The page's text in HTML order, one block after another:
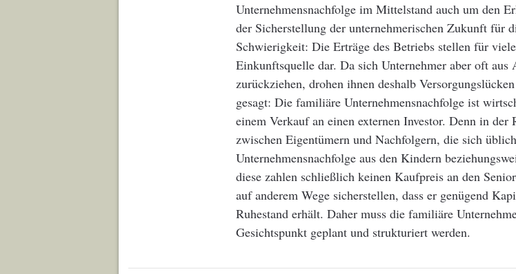
Unternehmensnachfolge im Mittelstand auch um den
der Sicherstellung der unternehmerischen Zukunft für
Schwierigkeit: Die Erträge des Betriebs stellen für
Einkunftsquelle dar. Da sich Unternehmer aber oft
zurückziehen, drohen ihnen deshalb
gesagt: Die familiäre Unternehmensnachfolge ist
einem Verkauf an einen externen Investor. Denn in
zwischen Eigentümern und Nachfolgern, die sich
Unternehmensnachfolge aus den Kindern
diese zahlen schließlich keinen Kaufpreis an den
auf anderem Wege sicherstellen, dass er genügend
Ruhestand erhält. Daher muss die familiäre
Gesichtspunkt geplant und strukturiert werden.